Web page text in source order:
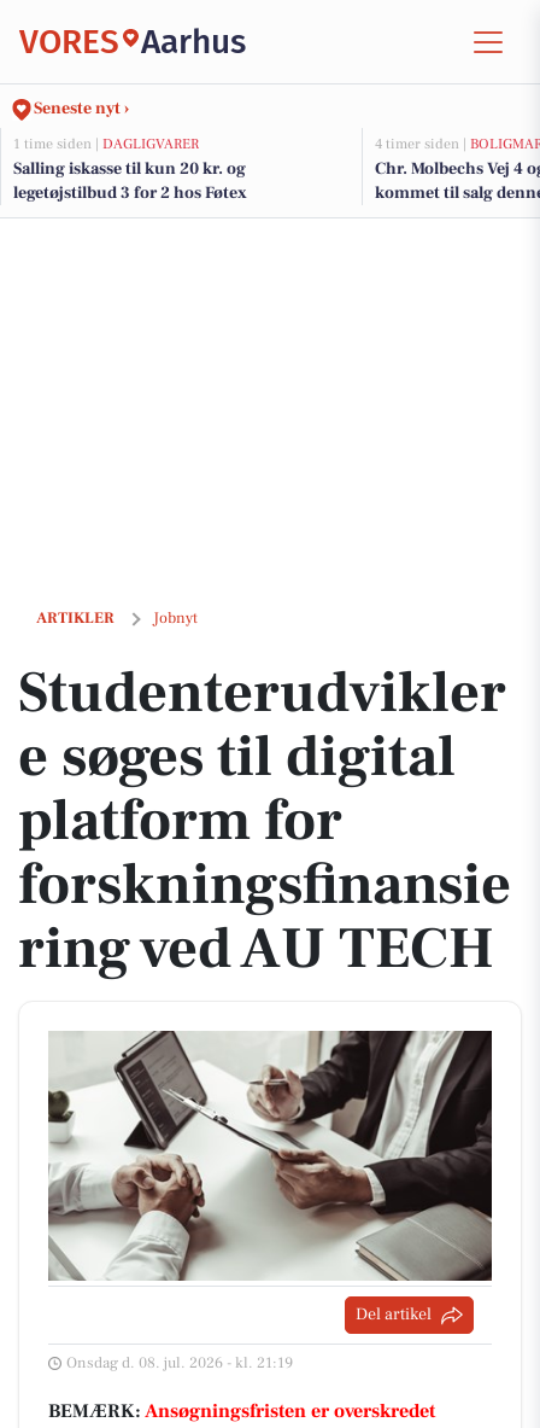
VORES Aarhus
Seneste nyt ›
1 time siden | DAGLIGVARER
Salling iskasse til kun 20 kr. og
legetøjstilbud 3 for 2 hos Føtex
4 timer siden |
Chr. Molbechs Vej 4
kommet til salg
boligerne her.
ARTIKLER Jobnyt
Studenterudviklere søges til digital platform for
Studenterudvikler
e søges til digital
platform for
forskningsfinansie
ring ved AU TECH
Del artikel
Onsdag d. 08. jul. 2026 - kl. 21:19
BEMÆRK: Ansøgningsfristen er overskredet